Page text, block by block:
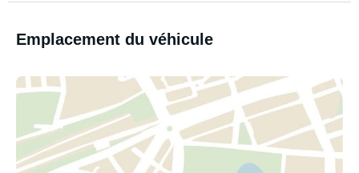
Emplacement du véhicule